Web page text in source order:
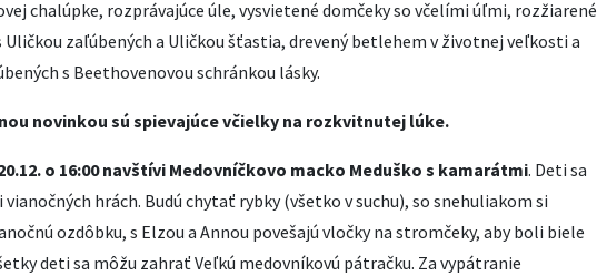
chalúpke, rozprávajúce úle, vysvietené domčeky so včelími úľmi, rozžiarené
Uličkou zaľúbených a Uličkou šťastia, drevený betlehem v životnej veľkosti a
s Beethovenovou schránkou lásky.
novinkou sú spievajúce včielky na rozkvitnutej lúke.
o 16:00 navštívi Medovníčkovo macko Meduško s kamarátmi. Deti sa
vianočných hrách. Budú chytať rybky (všetko v suchu), so snehuliakom si
ozdôbku, s Elzou a Annou povešajú vločky na stromčeky, aby boli biele
deti sa môžu zahrať Veľkú medovníkovú pátračku. Za vypátranie